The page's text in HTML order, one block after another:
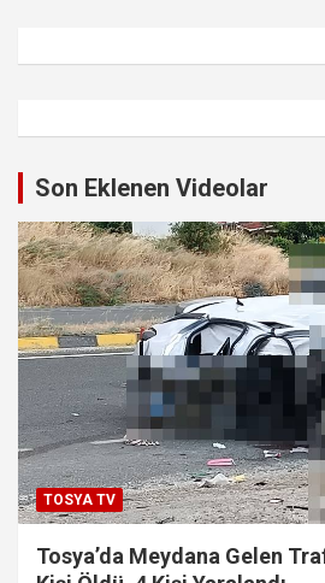
Son Eklenen Videolar
TOSYA TV
Tosya’da Meydana Gelen